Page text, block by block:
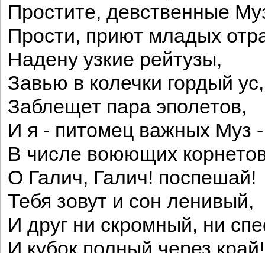
Простите, девственные
Прости, приют младых
Надену узкие рейтузы,
Завью в колечки гордый ус,
Заблещет пара эполетов,
И я - питомец важных Муз -
В числе воюющих
О Галич, Галич! поспешай!
Тебя зовут и сон ленивый,
И друг ни скромный, ни
И кубок полный через край!